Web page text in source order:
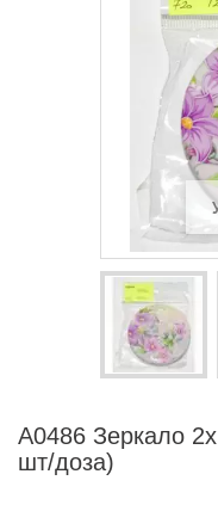
А0486 Зеркало
шт/доза)